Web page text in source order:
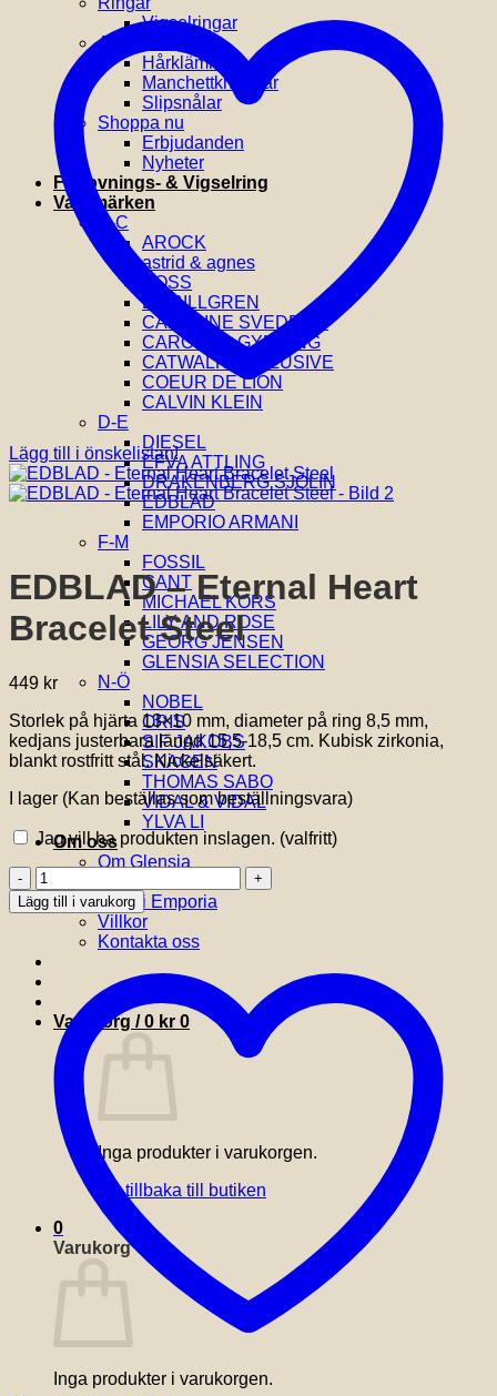
Vigselringar
Accessoarer
Hårklämmor
Manchettknappar
Slipsnålar
Shoppa nu
Erbjudanden
Nyheter
Förlovnings- & Vigselring
Varumärken
A-C
AROCK
astrid & agnes
BOSS
BY BILLGREN
CAROLINE SVEDBOM
CAROLINA GYNNING
CATWALK EXCLUSIVE
COEUR DE LION
CALVIN KLEIN
D-E
DIESEL
EFVA ATTLING
DRAKENBERG SJÖLIN
EDBLAD
EMPORIO ARMANI
F-M
FOSSIL
GANT
MICHAEL KORS
LILY AND ROSE
GEORG JENSEN
GLENSIA SELECTION
N-Ö
NOBEL
ORIS
SIF JAKOBS
SKAGEN
THOMAS SABO
VIDAL & VIDAL
YLVA LI
Om oss
Om Glensia
Butik i Emporia
Villkor
Kontakta oss
Varukorg /0 kr 0
Inga produkter i varukorgen.
Gå tillbaka till butiken
0
Varukorg
Inga produkter i varukorgen.
Lägg till i önskelistan!
EDBLAD – Eternal Heart
Bracelet Steel
449 kr
Storlek på hjärta 13×10 mm, diameter på ring 8,5 mm,
kedjans justerbara längd 15,5-18,5 cm. Kubisk zirkonia,
blankt rostfritt stål. Nickelsäkert.
I lager (Kan beställas som beställningsvara)
Jag vill ha produkten inslagen. (valfritt)
EDBLAD
-
Eternal
Bracelet
Lägg till i varukorg